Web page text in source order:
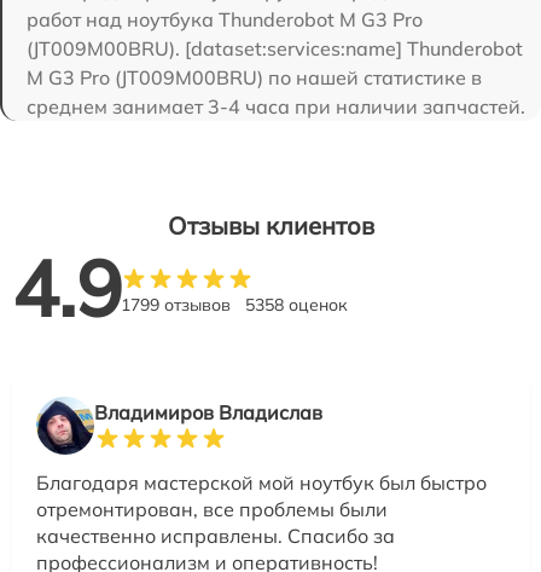
работ над ноутбука Thunderobot M G3 Pro
(JT009M00BRU). [dataset:services:name] Thunderobot
M G3 Pro (JT009M00BRU) по нашей статистике в
среднем занимает 3-4 часа при наличии запчастей.
Отзывы клиентов
4.91799 отзывов 5358 оценок
Владимиров Владислав
Благодаря мастерской мой ноутбук был быстро
отремонтирован, все проблемы были
качественно исправлены. Спасибо за
профессионализм и оперативность!